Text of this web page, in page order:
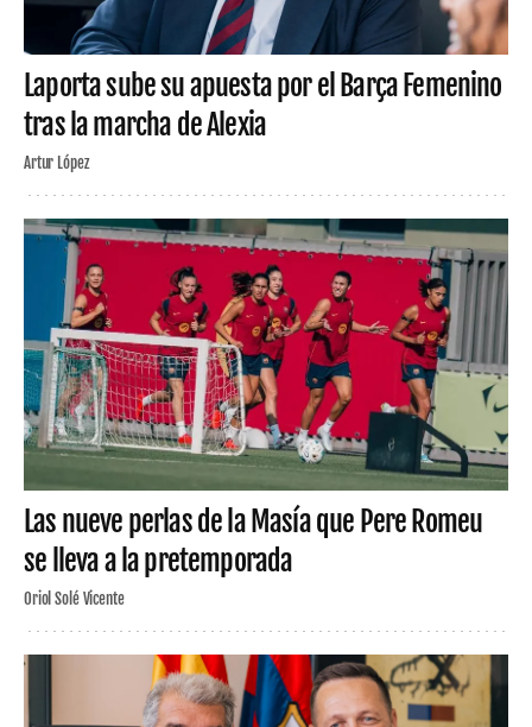
Laporta sube su apuesta por el Barça Femenino
tras la marcha de Alexia
Artur López
Las nueve perlas de la Masía que Pere Romeu
se lleva a la pretemporada
Oriol Solé Vicente